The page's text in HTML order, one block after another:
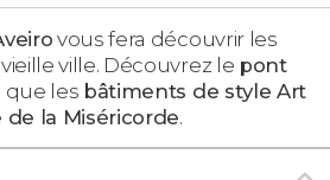
vous fera découvrir les
ville. Découvrez le pont
que les bâtiments de style Art
de la Miséricorde.